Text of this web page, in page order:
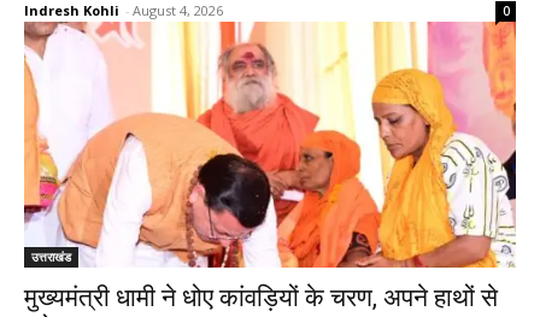
Indresh Kohli - August 4, 2026 0
उत्तराखंड
मुख्यमंत्री धामी ने धोए कांवड़ियों के चरण, अपने हाथों से